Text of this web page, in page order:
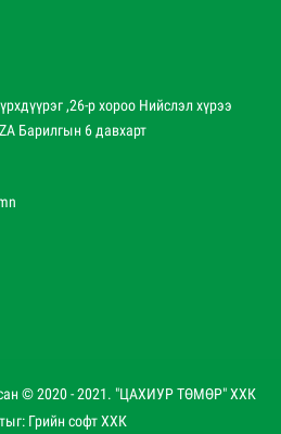
,26-р хороо Нийслэл хүрээ
Барилгын 6 давхарт
© 2020 - 2021. "ЦАХИУР ТӨМӨР" ХХК
ыг: Грийн софт ХХК